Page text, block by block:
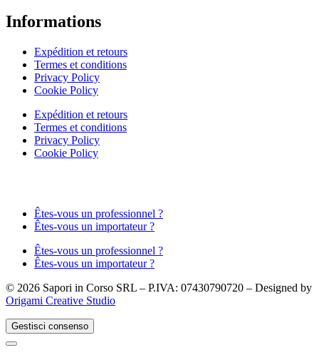
Informations
Expédition et retours
Termes et conditions
Privacy Policy
Cookie Policy
Expédition et retours
Termes et conditions
Privacy Policy
Cookie Policy
Êtes-vous un professionnel ?
Êtes-vous un importateur ?
Êtes-vous un professionnel ?
Êtes-vous un importateur ?
© 2026 Sapori in Corso SRL – P.IVA: 07430790720 – Designed by
Origami Creative Studio
Gestisci consenso